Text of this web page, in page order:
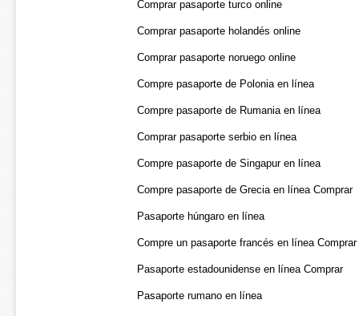
Comprar pasaporte turco online
Comprar pasaporte holandés online
Comprar pasaporte noruego online
Compre pasaporte de Polonia en línea
Compre pasaporte de Rumania en línea
Comprar pasaporte serbio en línea
Compre pasaporte de Singapur en línea
Compre pasaporte de Grecia en línea Comprar
Pasaporte húngaro en línea
Compre un pasaporte francés en línea Comprar
Pasaporte estadounidense en línea Comprar
Pasaporte rumano en línea